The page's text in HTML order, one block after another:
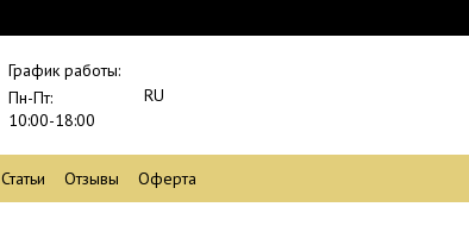
График работы:
Пн-Пт:
10:00-18:00
RU
Статьи Отзывы Оферта